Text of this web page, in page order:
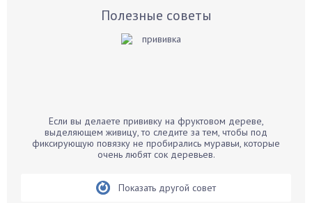
Бархатцы
Бегония
Полезные советы
Если вы делаете прививку на фруктовом дереве,
выделяющем живицу, то следите за тем, чтобы под
фиксирующую повязку не пробирались муравьи, которые
очень любят сок деревьев.
Показать другой совет